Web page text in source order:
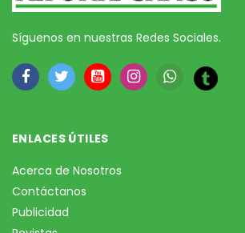
Síguenos en nuestras Redes Sociales.
ENLACES ÚTILES
Acerca de Nosotros
Contáctanos
Publicidad